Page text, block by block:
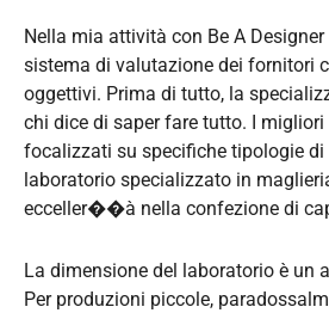
Nella mia attività con Be A
sistema di valutazione dei fornitori
oggettivi. Prima di tutto, la
chi dice di saper fare tutto. I
focalizzati su specifiche tipologie di
laboratorio specializzato in
ecceller��à nella confezione di
La dimensione del laboratorio è un
Per produzioni piccole,